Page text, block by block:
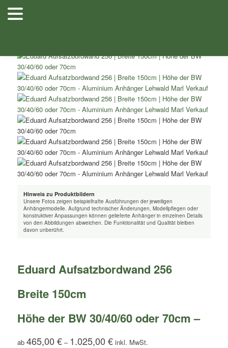
Zum
Inhalt
Shop
Hinweis zu Produktbildern
Unsere Fotos zeigen beispielhafte Ausführungen der jeweiligen
Anhängermodelle. Aufgrund technischer Änderungen, Modellpflegen oder
konstruktiver Anpassungen können gelieferte Anhänger in einzelnen Details
von den Abbildungen abweichen. Die Funktionalität und Qualität bleiben
davon unberührt.
Eduard Aufsatzbordwand 256
Breite 150cm
Höhe der BW 30/40/60 oder 70cm –
ab465,00€ – 1.025,00€